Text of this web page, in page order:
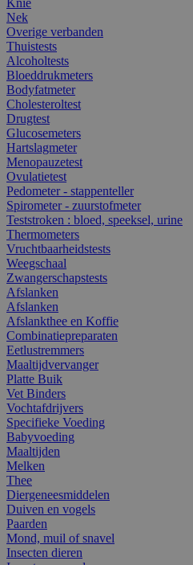
Nek
Overige verbanden
Thuistests
Alcoholtests
Bloeddrukmeters
Bodyfatmeter
Cholesteroltest
Drugtest
Glucosemeters
Hartslagmeter
Menopauzetest
Ovulatietest
Pedometer - stappenteller
Spirometer - zuurstofmeter
Teststroken : bloed, speeksel, urine
Thermometers
Vruchtbaarheidstests
Weegschaal
Zwangerschapstests
Afslanken
Afslanken
Afslankthee en Koffie
Combinatiepreparaten
Eetlustremmers
Maaltijdvervanger
Platte Buik
Vet Binders
Vochtafdrijvers
Specifieke Voeding
Babyvoeding
Maaltijden
Melken
Thee
Diergeneesmiddelen
Duiven en vogels
Paarden
Mond, muil of snavel
Insecten dieren